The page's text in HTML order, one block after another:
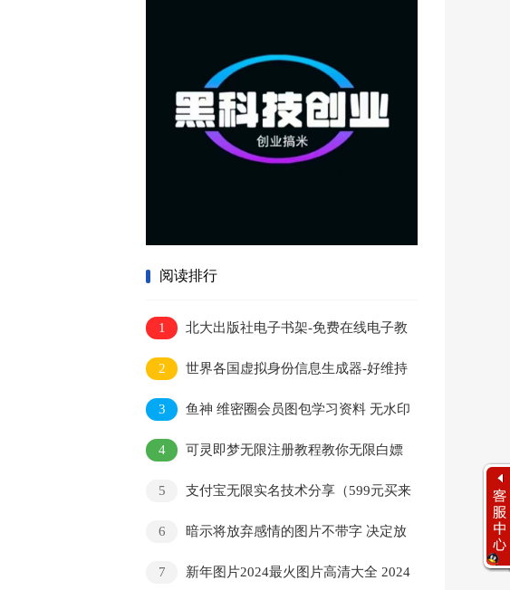
阅读排行
1
北大出版社电子书架-免费在线电子教
材阅读网站
2
世界各国虚拟身份信息生成器-好维持
美国地址生成
3
鱼神 维密圈会员图包学习资料 无水印
4 可灵即梦无限注册教程教你无限白嫖
5
支付宝无限实名技术分享（599元买来
6
暗示将放弃感情的图片不带字 决定放
7
新年图片2024最火图片高清大全 2024